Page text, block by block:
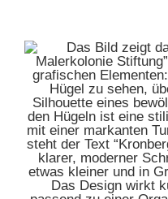
springen